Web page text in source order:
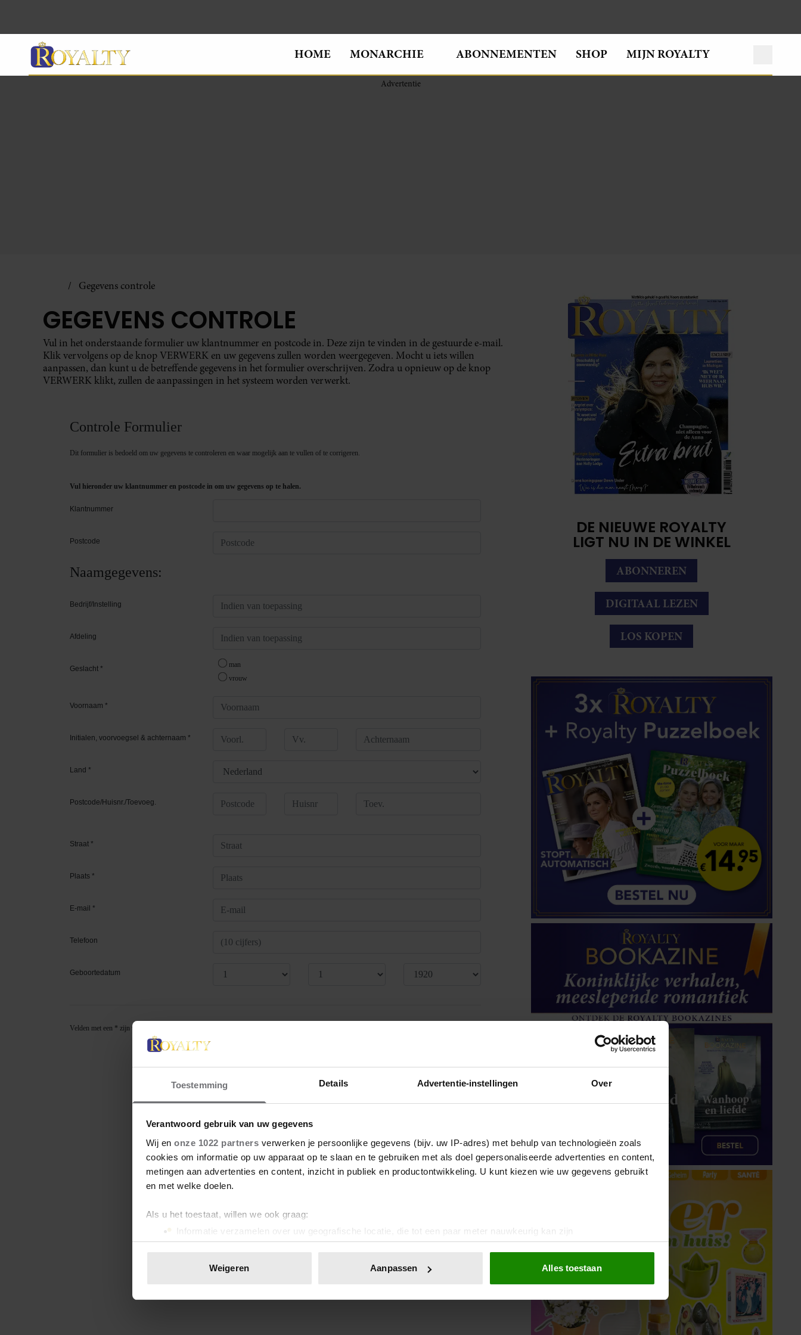
Toestemming Details Advertentie-instellingen Over
Verantwoord gebruik van uw gegevens
Wij en onze 1022 partners verwerken je persoonlijke gegevens (bijv. uw IP-adres) met behulp van technologieën zoals
cookies om informatie op uw apparaat op te slaan en te gebruiken met als doel gepersonaliseerde advertenties en content,
metingen aan advertenties en content, inzicht in publiek en productontwikkeling. U kunt kiezen wie uw gegevens gebruikt
en met welke doelen.
Als u het toestaat, willen we ook graag:
Informatie verzamelen over uw geografische locatie, die tot een paar meter nauwkeurig kan zijn
Uw apparaat identificeren door het actief te scannen op specifieke eigenschappen (fingerprinting)
toestemming op elk moment wijzigen of intrekken in de Cookieverklaring.
We gebruiken cookies om content en advertenties te personaliseren, om functies voor social media te bieden en om ons
websiteverkeer te analyseren. Ook delen we informatie over uw gebruik van onze site met onze partners voor social
Weigeren Aanpassen Alles toestaan
HOME MONARCHIE ABONNEMENTEN SHOP MIJN ROYALTY
Gegevens controle
GEGEVENS CONTROLE
Vul in het onderstaande formulier uw klantnummer en postcode in. Deze zijn te vinden in de gestuurde e-mail.
Klik vervolgens op de knop VERWERK en uw gegevens zullen worden weergegeven. Mocht u iets willen
aanpassen, dan kunt u de betreffende gegevens in het formulier overschrijven. Zodra u opnieuw op de knop
VERWERK klikt, zullen de aanpassingen in het systeem worden verwerkt.
DE NIEUWE ROYALTY
LIGT NU IN DE WINKEL
ABONNEREN
DIGITAAL LEZEN
LOS KOPEN